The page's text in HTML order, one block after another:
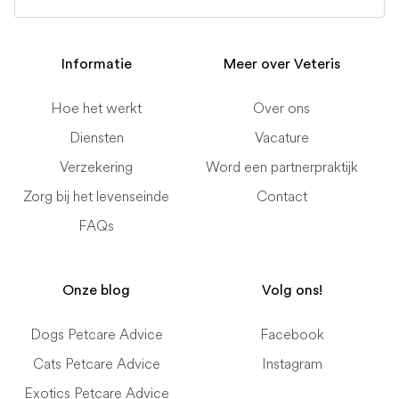
Informatie
Hoe het werkt
Diensten
Verzekering
Zorg bij het levenseinde
FAQs
Meer over Veteris
Over ons
Vacature
Word een partnerpraktijk
Contact
Onze blog
Dogs Petcare Advice
Cats Petcare Advice
Exotics Petcare Advice
Volg ons!
Facebook
Instagram